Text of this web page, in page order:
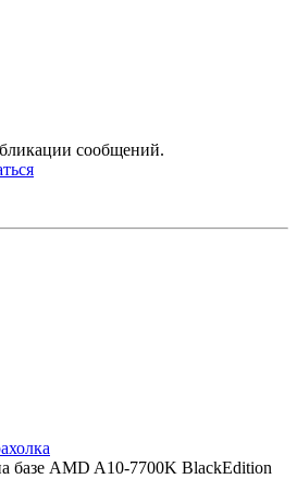
сообщений.
базе AMD A10-7700K BlackEdition